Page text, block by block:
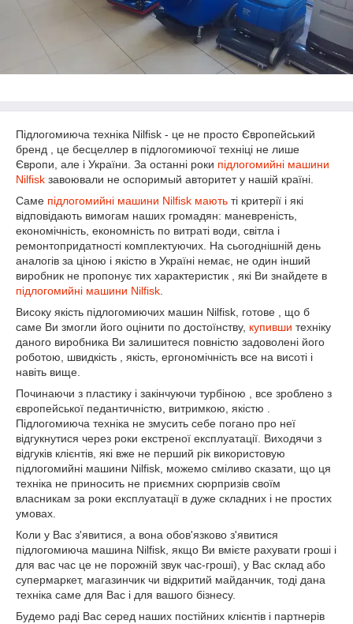
Підлогомиюча техніка Nilfisk - це не просто Європейський
бренд , це бесцеллер в підлогомиючої техніці не лише
Європи, але і України. За останні роки підлогомийні машини
Nilfisk завоювали не оспоримый авторитет у нашій країні.
Саме підлогомийні машини Nilfisk мають ті критерії і які
відповідають вимогам наших громадян: маневреність,
економічність, економність по витраті води, світла і
ремонтопридатності комплектуючих. На сьогоднішній день
аналогів за ціною і якістю в Україні немає, не один інший
виробник не пропонує тих характеристик , які Ви знайдете в
підлогомийні машини Nilfisk
Високу якість підлогомиючих машин Nilfisk, готове , що б
саме Ви змогли його оцінити по достоїнству, купивши техніку
даного виробника Ви залишитеся повністю задоволені його
роботою, швидкість , якість, ергономічність все на висоті і
навіть вище.
Починаючи з пластику і закінчуючи турбіною , все зроблено з
європейської педантичністю, витримкою, якістю .
Підлогомиюча техніка не змусить себе погано про неї
відгукнутися через роки екстреної експлуатації. Виходячи з
відгуків клієнтів, які вже не перший рік використовую
підлогомийні машини Nilfisk, можемо сміливо сказати, що ця
техніка не приносить не приємних сюрпризів своїм
власникам за роки експлуатації в дуже складних і не простих
умовах.
Коли у Вас з'явитися, а вона обов'язково з'явитися
підлогомиюча машина Nilfisk, якщо Ви вмієте рахувати гроші і
для вас час це не порожній звук час-гроші), у Вас склад або
супермаркет, магазинчик чи відкритий майданчик, тоді дана
техніка саме для Вас і для вашого бізнесу.
Будемо раді Вас серед наших постійних клієнтів і партнерів